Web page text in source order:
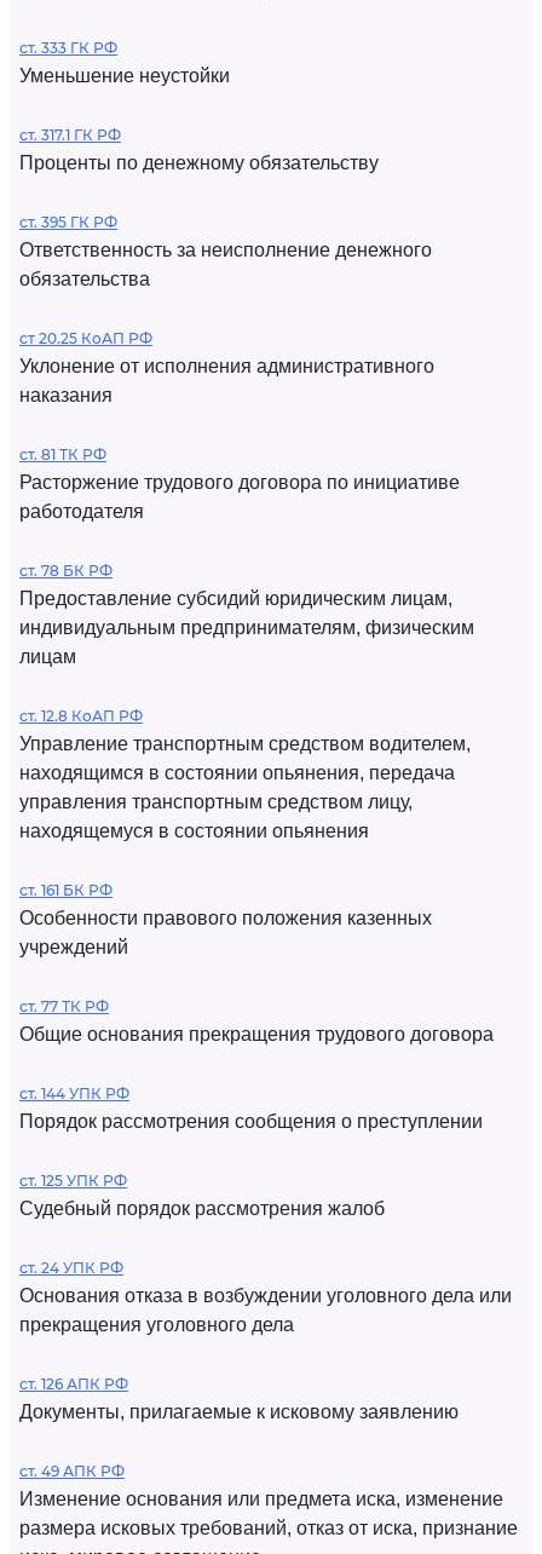
ст. 333 ГК РФ
Уменьшение неустойки
ст. 317.1 ГК РФ
Проценты по денежному обязательству
ст. 395 ГК РФ
Ответственность за неисполнение денежного
обязательства
ст 20.25 КоАП РФ
Уклонение от исполнения административного
наказания
ст. 81 ТК РФ
Расторжение трудового договора по инициативе
работодателя
ст. 78 БК РФ
Предоставление субсидий юридическим лицам,
индивидуальным предпринимателям, физическим
лицам
ст. 12.8 КоАП РФ
Управление транспортным средством водителем,
находящимся в состоянии опьянения, передача
управления транспортным средством лицу,
находящемуся в состоянии опьянения
ст. 161 БК РФ
Особенности правового положения казенных
учреждений
ст. 77 ТК РФ
Общие основания прекращения трудового договора
ст. 144 УПК РФ
Порядок рассмотрения сообщения о преступлении
ст. 125 УПК РФ
Судебный порядок рассмотрения жалоб
ст. 24 УПК РФ
Основания отказа в возбуждении уголовного дела или
прекращения уголовного дела
ст. 126 АПК РФ
Документы, прилагаемые к исковому заявлению
ст. 49 АПК РФ
Изменение основания или предмета иска, изменение
размера исковых требований, отказ от иска, признание